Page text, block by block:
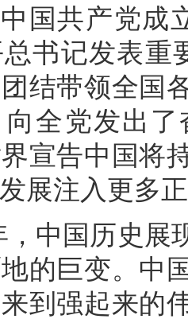
国共产党成
书记发表重
结带领全国
全党发出
宣告中国将
展注入更多
，中国历史展
的巨变。中
到强起来的